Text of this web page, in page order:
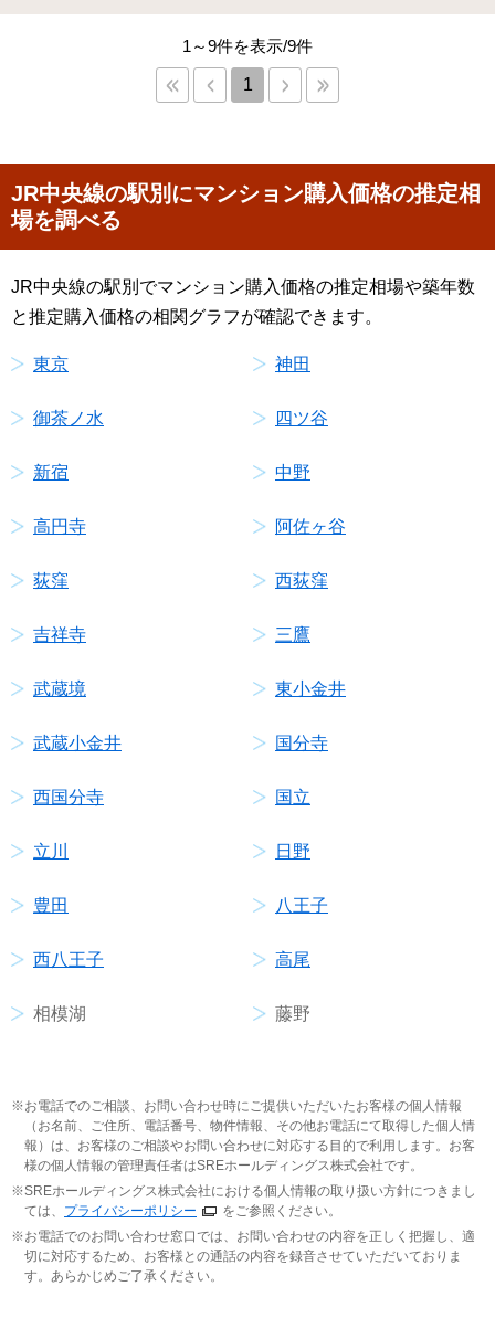
1～9件を表示/9件
1
JR中央線の駅別にマンション購入価格の推定相
場を調べる
JR中央線の駅別でマンション購入価格の推定相場や築年数
と推定購入価格の相関グラフが確認できます。
東京 神田
御茶ノ水 四ツ谷
新宿 中野
高円寺 阿佐ヶ谷
荻窪 西荻窪
吉祥寺 三鷹
武蔵境 東小金井
武蔵小金井 国分寺
西国分寺 国立
立川 日野
豊田 八王子
西八王子 高尾
相模湖 藤野
お電話でのご相談、お問い合わせ時にご提供いただいたお客様の個人情報
（お名前、ご住所、電話番号、物件情報、その他お電話にて取得した個人情
報）は、お客様のご相談やお問い合わせに対応する目的で利用します。お客
様の個人情報の管理責任者はSREホールディングス株式会社です。
SREホールディングス株式会社における個人情報の取り扱い方針につきまし
ては、 プライバシーポリシー
をご参照ください。
お電話でのお問い合わせ窓口では、お問い合わせの内容を正しく把握し、適
切に対応するため、お客様との通話の内容を録音させていただいておりま
す。あらかじめご了承ください。